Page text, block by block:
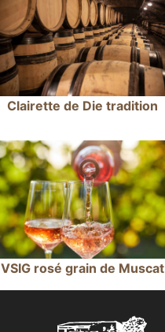
Clairette de Die tradition
VSIG rosé grain de Muscat